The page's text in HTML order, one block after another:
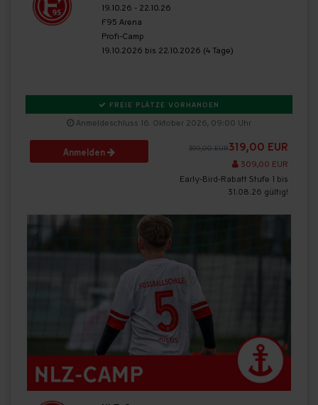
19.10.26 - 22.10.26
F95 Arena
Profi-Camp
19.10.2026 bis 22.10.2026 (4 Tage)
FREIE PLÄTZE VORHANDEN
Anmeldeschluss 16. Oktober 2026, 09:00 Uhr
Anmelden 399,00 EUR319,00 EUR
309,00 EUR
Early-Bird-Rabatt Stufe 1 bis
31.08.26 gültig!